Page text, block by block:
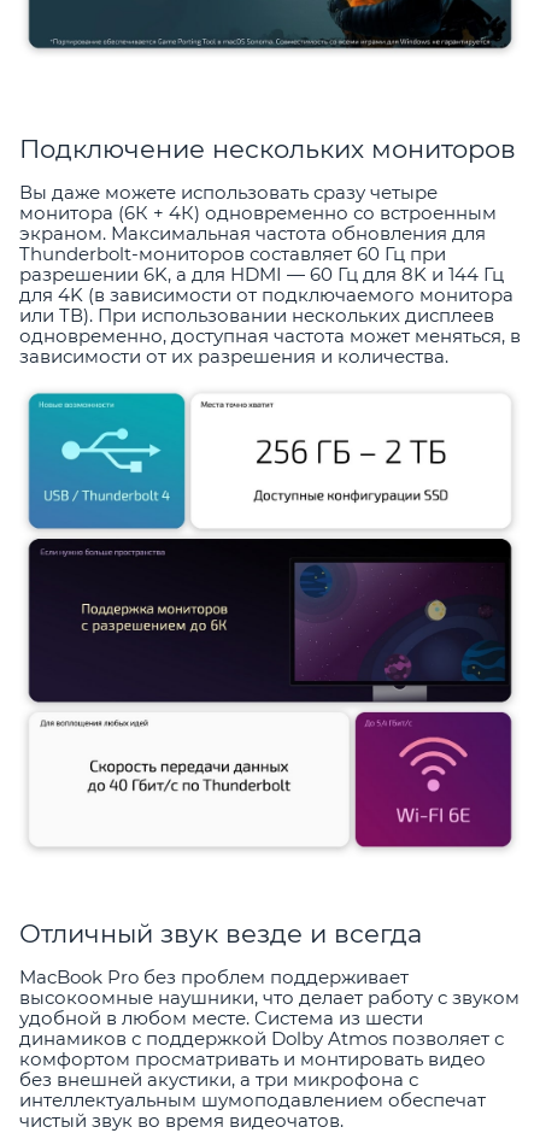
Подключение нескольких мониторов
Вы даже можете использовать сразу четыре
монитора (6К + 4К) одновременно со встроенным
экраном. Максимальная частота обновления для
Thunderbolt-мониторов составляет 60 Гц при
разрешении 6K, а для HDMI — 60 Гц для 8K и 144 Гц
для 4K (в зависимости от подключаемого монитора
или ТВ). При использовании нескольких дисплеев
одновременно, доступная частота может меняться, в
зависимости от их разрешения и количества.
Отличный звук везде и всегда
MacBook Pro без проблем поддерживает
высокоомные наушники, что делает работу с звуком
удобной в любом месте. Система из шести
динамиков с поддержкой Dolby Atmos позволяет с
комфортом просматривать и монтировать видео
без внешней акустики, а три микрофона с
интеллектуальным шумоподавлением обеспечат
чистый звук во время видеочатов.